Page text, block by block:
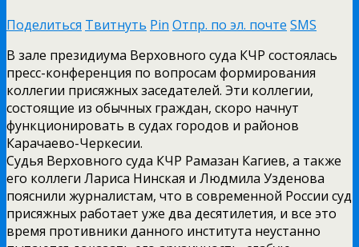
Поделиться Твитнуть Pin Отпр. по эл. почте SMS
В зале президиума Верховного суда КЧР состоялась
пресс-конференция по вопросам формирования
коллегии присяжных заседателей. Эти коллегии,
состоящие из обычных граждан, скоро начнут
функционировать в судах городов и районов
Карачаево-Черкесии.
Судья Верховного суда КЧР Рамазан Кагиев, а также
его коллеги Лариса Нинская и Людмила Узденова
пояснили журналистам, что в современной России суд
присяжных работает уже два десятилетия, и все это
время противники данного института неустанно